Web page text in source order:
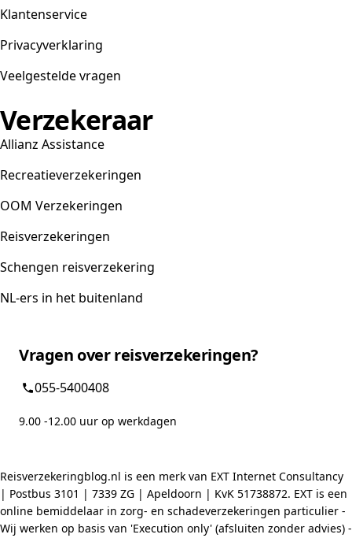
Klantenservice
Privacyverklaring
Veelgestelde vragen
Verzekeraar
Allianz Assistance
Recreatieverzekeringen
OOM Verzekeringen
Reisverzekeringen
Schengen reisverzekering
NL-ers in het buitenland
Vragen over reisverzekeringen?
055-5400408
9.00 -12.00 uur op werkdagen
Reisverzekeringblog.nl is een merk van EXT Internet Consultancy
| Postbus 3101 | 7339 ZG | Apeldoorn | KvK 51738872. EXT is een
online bemiddelaar in zorg- en schadeverzekeringen particulier -
Wij werken op basis van 'Execution only' (afsluiten zonder advies) -